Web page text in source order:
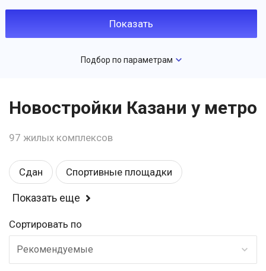
Подбор по параметрам
Новостройки Казани у метро
97 жилых комплексов
Сдан Спортивные площадки
Балкон или лоджия
Магазины Комфорт Детский садик
Школа Закрытая территория Эконом
Показать еще
Сортировать по
Рекомендуемые